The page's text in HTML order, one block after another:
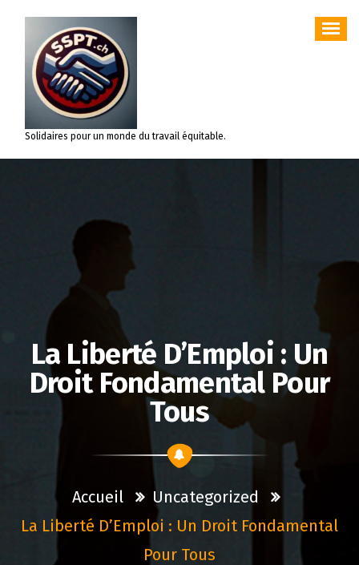
contenu
Solidaires pour un monde du travail équitable.
La Liberté D’Emploi : Un
Droit Fondamental Pour
Tous
Accueil
Uncategorized
La Liberté D’Emploi : Un Droit Fondamental
Pour Tous